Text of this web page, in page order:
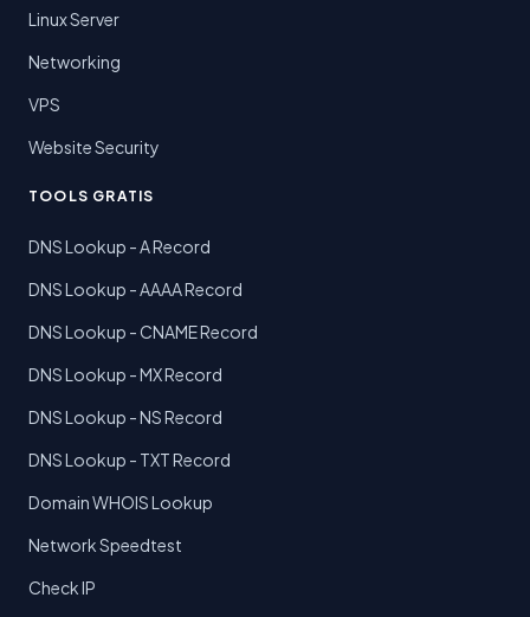
Linux Server
Networking
VPS
Website Security
TOOLS GRATIS
DNS Lookup - A Record
DNS Lookup - AAAA Record
DNS Lookup - CNAME Record
DNS Lookup - MX Record
DNS Lookup - NS Record
DNS Lookup - TXT Record
Domain WHOIS Lookup
Network Speedtest
Check IP